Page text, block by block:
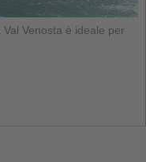
Venosta è ideale per